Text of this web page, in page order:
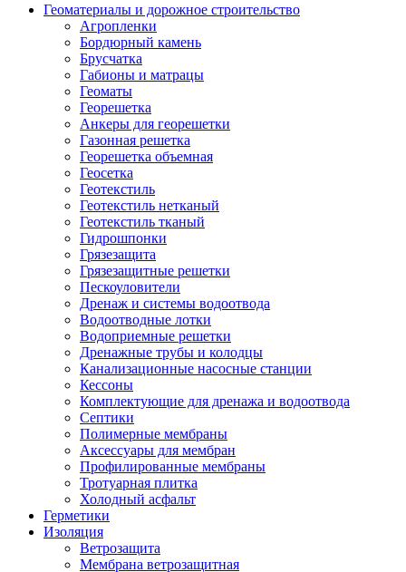
Геоматериалы и дорожное строительство
Агропленки
Бордюрный камень
Брусчатка
Габионы и матрацы
Геоматы
Георешетка
Анкеры для георешетки
Газонная решетка
Георешетка объемная
Геосетка
Геотекстиль
Геотекстиль нетканый
Геотекстиль тканый
Гидрошпонки
Грязезащита
Грязезащитные решетки
Пескоуловители
Дренаж и системы водоотвода
Водоотводные лотки
Водоприемные решетки
Дренажные трубы и колодцы
Канализационные насосные станции
Кессоны
Комплектующие для дренажа и водоотвода
Септики
Полимерные мембраны
Аксессуары для мембран
Профилированные мембраны
Тротуарная плитка
Холодный асфальт
Герметики
Изоляция
Ветрозащита
Мембрана ветрозащитная